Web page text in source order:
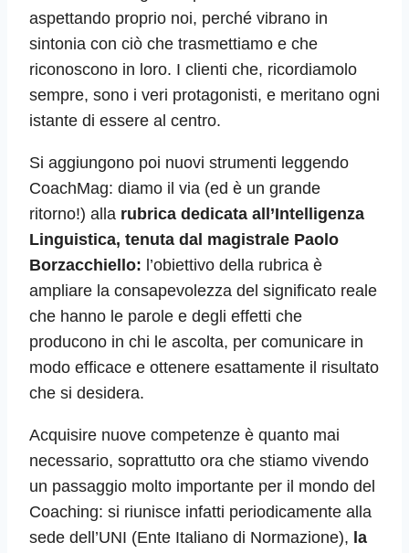
aspettando proprio noi, perché vibrano in
sintonia con ciò che trasmettiamo e che
riconoscono in loro. I clienti che, ricordiamolo
sempre, sono i veri protagonisti, e meritano ogni
istante di essere al centro.
Si aggiungono poi nuovi strumenti leggendo
CoachMag: diamo il via (ed è un grande
ritorno!) alla rubrica dedicata all’Intelligenza
Linguistica, tenuta dal magistrale Paolo
Borzacchiello: l’obiettivo della rubrica è
ampliare la consapevolezza del significato reale
che hanno le parole e degli effetti che
producono in chi le ascolta, per comunicare in
modo efficace e ottenere esattamente il risultato
che si desidera.
Acquisire nuove competenze è quanto mai
necessario, soprattutto ora che stiamo vivendo
un passaggio molto importante per il mondo del
Coaching: si riunisce infatti periodicamente alla
sede dell’UNI (Ente Italiano di Normazione), la